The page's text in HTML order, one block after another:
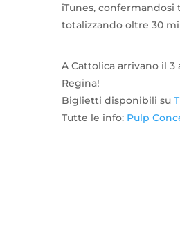
iTunes,
totalizzando oltre 30
A Cattolica arrivano il 3
Regina!
Biglietti disponibili su
Tutte le info: Pulp